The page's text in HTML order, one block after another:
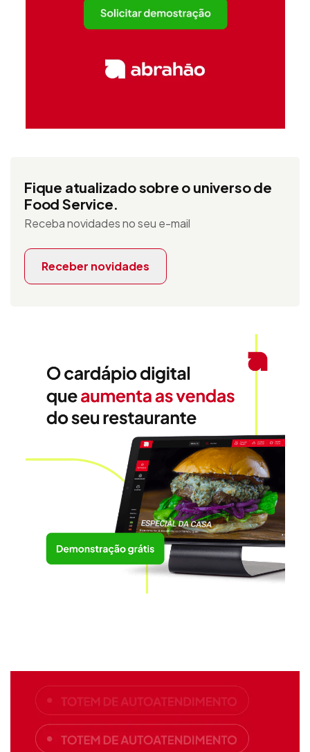
Fique atualizado sobre o universo de
Food Service.
Receba novidades no seu e-mail
Receber novidades